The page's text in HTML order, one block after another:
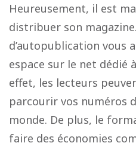
Heureusement, il est
distribuer son
d’autopublication vous
espace sur le net dédié
effet, les lecteurs
parcourir vos numéros
monde. De plus, le
faire des économies